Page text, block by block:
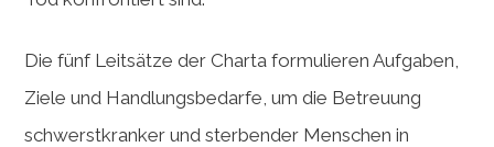
Die fünf Leitsätze der Charta formulieren Aufgaben,
Ziele und Handlungsbedarfe, um die Betreuung
schwerstkranker und sterbender Menschen in